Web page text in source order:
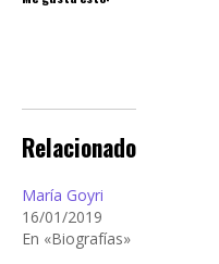
Relacionado
María Goyri
16/01/2019
En «Biografías»